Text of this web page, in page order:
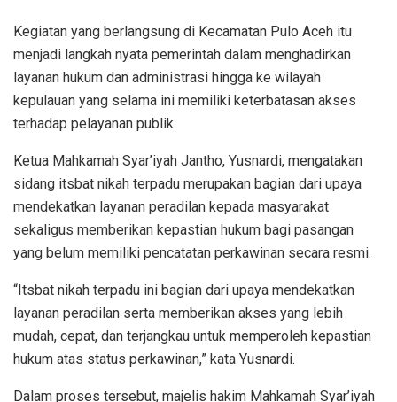
Kegiatan yang berlangsung di Kecamatan Pulo Aceh itu
menjadi langkah nyata pemerintah dalam menghadirkan
layanan hukum dan administrasi hingga ke wilayah
kepulauan yang selama ini memiliki keterbatasan akses
terhadap pelayanan publik.
Ketua Mahkamah Syar’iyah Jantho, Yusnardi, mengatakan
sidang itsbat nikah terpadu merupakan bagian dari upaya
mendekatkan layanan peradilan kepada masyarakat
sekaligus memberikan kepastian hukum bagi pasangan
yang belum memiliki pencatatan perkawinan secara resmi.
“Itsbat nikah terpadu ini bagian dari upaya mendekatkan
layanan peradilan serta memberikan akses yang lebih
mudah, cepat, dan terjangkau untuk memperoleh kepastian
hukum atas status perkawinan,” kata Yusnardi.
Dalam proses tersebut, majelis hakim Mahkamah Syar’iyah